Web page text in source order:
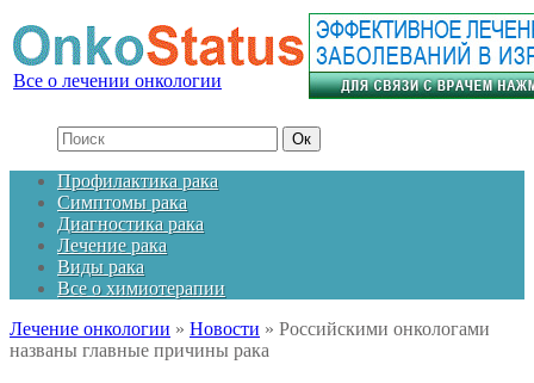
Все о лечении онкологии
Профилактика рака
Симптомы рака
Диагностика рака
Лечение рака
Виды рака
Все о химиотерапии
Лечение онкологии » Новости » Российскими онкологами
названы главные причины рака